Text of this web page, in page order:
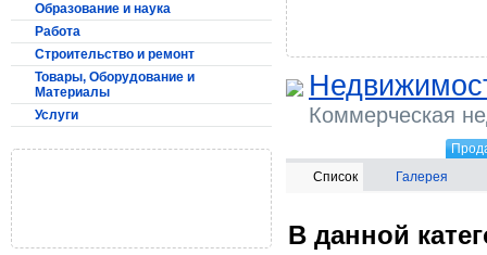
Образование и наука
Работа
Строительство и ремонт
Товары, Оборудование и
Материалы
Услуги
Коммерческая
Список
Галерея
В данной